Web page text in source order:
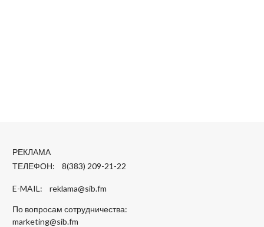
РЕКЛАМА
ТЕЛЕФОН: 8(383) 209-21-22
E-MAIL: reklama@sib.fm
По вопросам сотрудничества:
marketing@sib.fm